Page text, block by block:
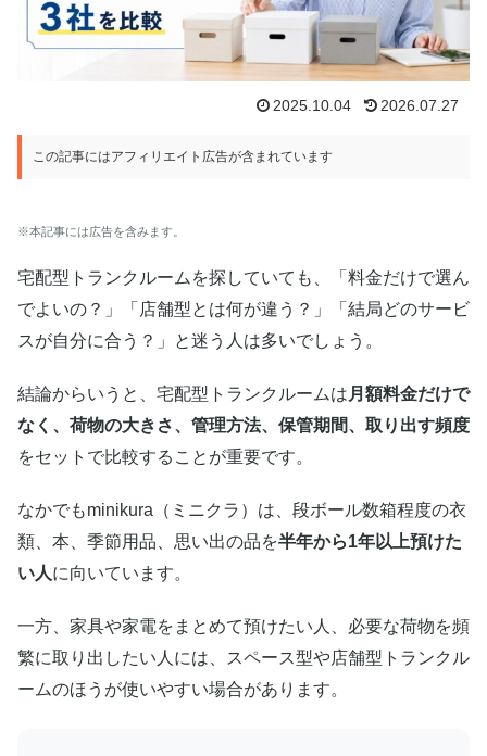
2025.10.04 2026.07.27
この記事にはアフィリエイト広告が含まれています
※本記事には広告を含みます。
宅配型トランクルームを探していても、「料金だけで選ん
でよいの？」「店舗型とは何が違う？」「結局どのサービ
スが自分に合う？」と迷う人は多いでしょう。
結論からいうと、宅配型トランクルームは 月額料金だけで
なく、荷物の大きさ、管理方法、保管期間、取り出す頻度
をセットで比較することが重要です。
なかでもminikura（ミニクラ）は、段ボール数箱程度の衣
類、本、季節用品、思い出の品を半年から1年以上預けた
い人に向いています。
一方、家具や家電をまとめて預けたい人、必要な荷物を頻
繁に取り出したい人には、スペース型や店舗型トランクル
ームのほうが使いやすい場合があります。